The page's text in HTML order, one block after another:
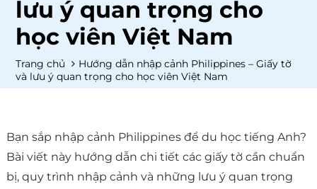
lưu ý quan trọng cho
học viên Việt Nam
Trang chủ
Hướng dẫn nhập cảnh Philippines – Giấy tờ
và lưu ý quan trọng cho học viên Việt Nam
Bạn sắp nhập cảnh Philippines để du học tiếng Anh?
Bài viết này hướng dẫn chi tiết các giấy tờ cần chuẩn
bị, quy trình nhập cảnh và những lưu ý quan trọng